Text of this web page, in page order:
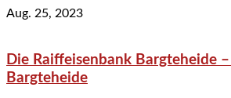
Aug. 25, 2023
Die Raiffeisenbank Bargteheide
Bargteheide